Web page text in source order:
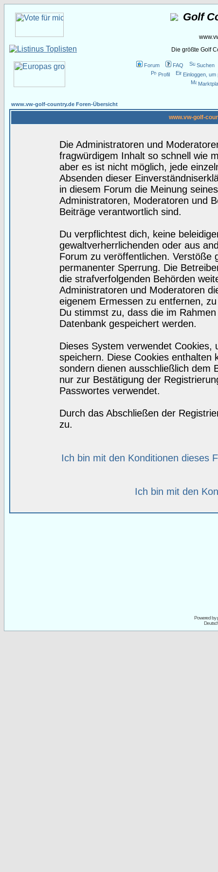
Golf
Die größte Golf
Forum FAQ
Suchen
Profil
Einloggen,
www.vw-golf-country.de Foren-Übersicht
www.vw-golf-
Die Administratoren und
fragwürdigem Inhalt so schnell wie
aber es ist nicht möglich, jede
Absenden dieser
in diesem Forum die Meinung
Administratoren, Moderatoren und
Beiträge verantwortlich sind.
Du verpflichtest dich, keine
gewaltverherrlichenden oder aus
Forum zu veröffentlichen. Verstöße
permanenter Sperrung. Die
die strafverfolgenden Behörden
Administratoren und Moderatoren
eigenem Ermessen zu entfernen,
Du stimmst zu, dass die im
Datenbank gespeichert werden.
Dieses System verwendet
speichern. Diese Cookies enthalten
sondern dienen ausschließlich dem
nur zur Bestätigung der
Passwortes verwendet.
Durch das Abschließen der
zu.
Ich bin mit den Konditionen dieses
Ich bin mit den
Powered by